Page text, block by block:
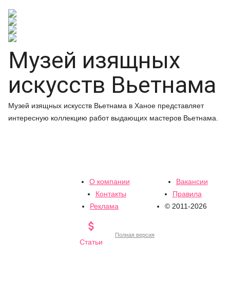
Музей изящных
искусств Вьетнама
Музей изящных искусств Вьетнама в Ханое представляет
интересную коллекцию работ выдающих мастеров Вьетнама.
О компании
Вакансии
Контакты
Правила
Реклама
© 2011-2026

Статьи
Полная версия